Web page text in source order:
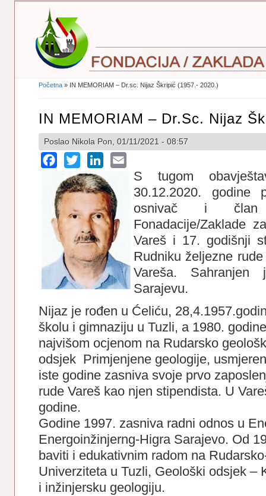
Vi Ste Ovdje
Početna » IN MEMORIAM – Dr.sc. Nijaz Škripić (1957.- 2020.)
IN MEMORIAM – Dr.sc. Nijaz
Poslao Nikola Pon, 01/11/2021 - 08:57
Facebook
Twitter LinkedIn
S tugom
30.12.2020. godine
osnivač i član
Fonadacije/Zaklade
Vareš i 17. godišnji
Rudniku željezne
Vareša. Sahranjen
Sarajevu.
Nijaz je rođen u Ćeliću,
školu i gimnaziju u Tuzli, a 1980.
najvišom ocjenom na Rudarsko
odsjek Primjenjene geologije,
iste godine zasniva svoje prvo
rude Vareš kao njen stipendista. U
godine.
Godine 1997. zasniva radni odnos u
Energoinžinjerng-Higra Sarajevo. Od
baviti i edukativnim radom na
Univerziteta u Tuzli, Geološki odsjek –
i inžinjersku geologiju.